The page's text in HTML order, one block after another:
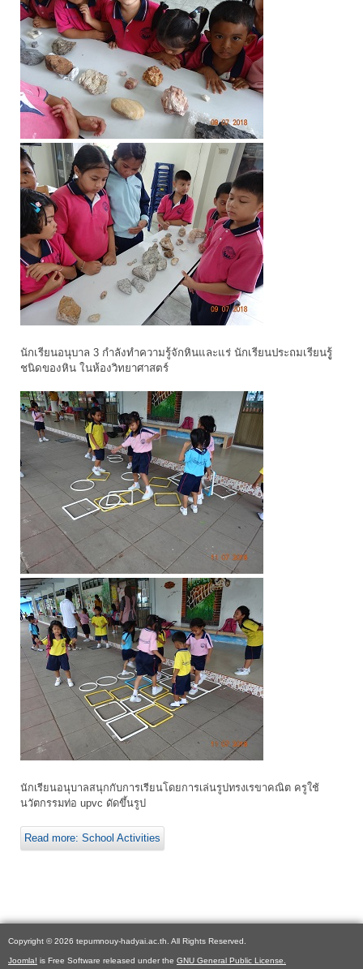
นักเรียนอนุบาล 3 กำลังทำความรู้จักหินและแร่ นักเรียนประถมเรียนรูู้
ชนิดของหิน ในห้องวิทยาศาสตร์
นักเรียนอนุบาลสนุกกับการเรียนโดยการเล่นรูปทรงเรขาคณิต ครูใช้
นวัตกรรมท่อ upvc ดัดขึ้นรูป
Read more: School Activities
Copyright © 2026 tepumnouy-hadyai.ac.th. All Rights Reserved.
Joomla! is Free Software released under the GNU General Public License.